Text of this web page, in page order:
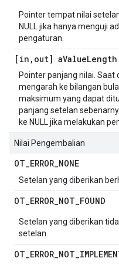
Pointer tempat nilai
NULL jika hanya menguji
pengaturan.
[in , out] aValueLength
Pointer panjang nilai. Saat
mengarah ke bilangan
maksimum yang dapat
panjang setelan
ke NULL jika melakukan
Nilai Pengembalian
OT_ERROR_NONE
Setelan yang diberikan
OT_ERROR_NOT_FOUND
Setelan yang diberikan
setelan.
OT_ERROR_NOT_